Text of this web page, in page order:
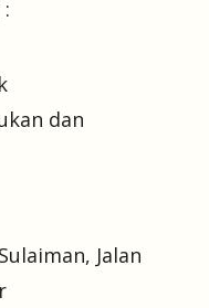
dan
Jalan